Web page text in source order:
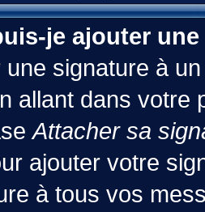
je ajouter
une signature à
allant dans votre
Attacher sa
ajouter votre
à tous vos